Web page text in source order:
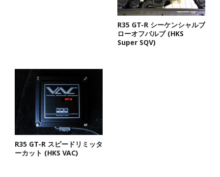
R35 GT-R シーケンシャルブ
ローオフバルブ (HKS
Super SQV)
R35 GT-R スピードリミッタ
ーカット (HKS VAC)